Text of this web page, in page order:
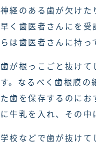
神経のある歯が欠けた
早く歯医者さんにを
らは歯医者さんに持
歯が根っこごと抜け
す。なるべく歯根膜
た歯を保存するのに
に牛乳を入れ、その中
学校などで歯が抜け